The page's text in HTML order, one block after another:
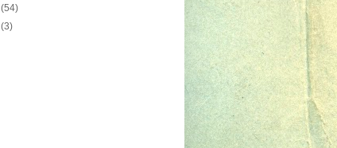
(54)
(3)